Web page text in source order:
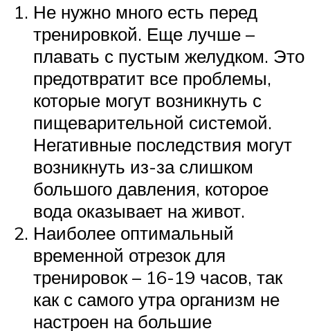
Не нужно много есть перед
тренировкой. Еще лучше –
плавать с пустым желудком. Это
предотвратит все проблемы,
которые могут возникнуть с
пищеварительной системой.
Негативные последствия могут
возникнуть из-за слишком
большого давления, которое
вода оказывает на живот.
Наиболее оптимальный
временной отрезок для
тренировок – 16-19 часов, так
как с самого утра организм не
настроен на большие